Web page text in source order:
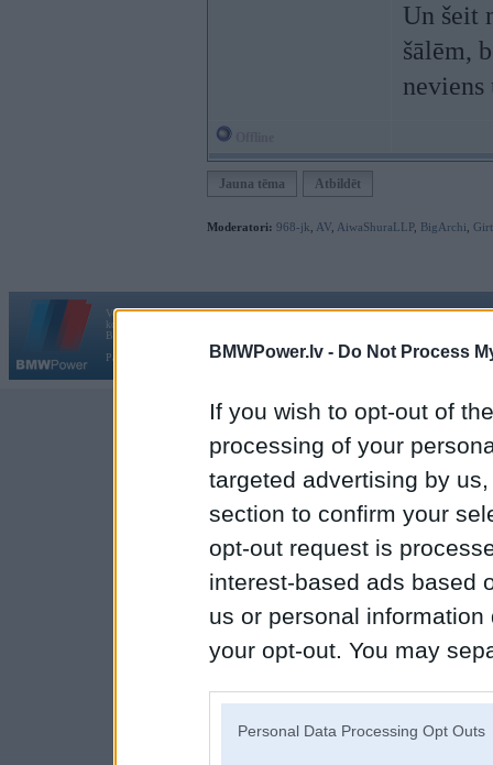
BMWPower.lv - Do Not Process
If you wish to opt-out of
processing of your
targeted advertising by
section to confirm your
opt-out request is
interest-based ads based
us or personal
your opt-out. You may
Personal Data Processing Opt Outs
Un šeit
šālēm,
Jauna tēma Atbildēt
Moderatori: 968-jk AV AiwaShuraLLP, BigArchi
Vortāls BMWPower.lv darbojas
kopš 2002. gada 14. maija. Tas nav auto klubs un nav saistīts ar
BMW AG.
Par BMWPower
Kontakti|Reklāma